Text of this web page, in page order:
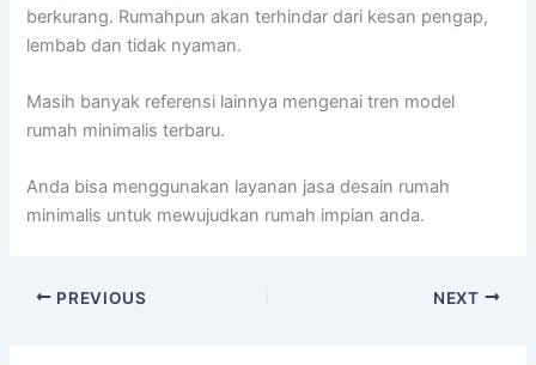
berkurang. Rumahpun akan terhindar dari kesan pengap,
lembab dan tidak nyaman.
Masih banyak referensi lainnya mengenai tren model
rumah minimalis terbaru.
Anda bisa menggunakan layanan jasa desain rumah
minimalis untuk mewujudkan rumah impian anda.
PREVIOUS NEXT